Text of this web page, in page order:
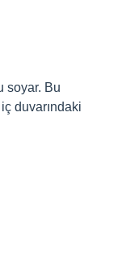
soyar. Bu
duvarındaki